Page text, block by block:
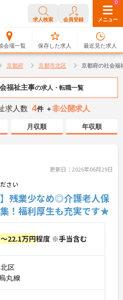
求人検索 会員登録 メニュー
会場一覧
0
保存した求人
0
最近見た求人
京都府 京都市北区 京都府の社会福
福祉主事の求人・転職一覧
求人数 4件 ＋非公開求人
月収順 年収順
更新日：2026年06月29日
さい
】残業少なめ◎介護老人保
！福利厚生も充実です★
22.1万円程度 ※手当含む
区
丸線